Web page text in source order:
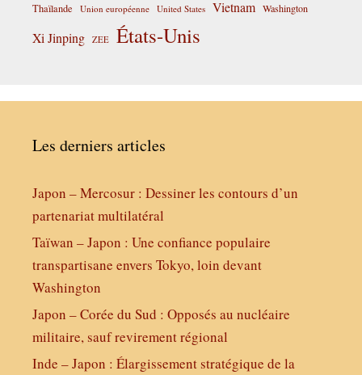
Thaïlande Union européenne United States Vietnam Washington
Xi Jinping ZEE États-Unis
Les derniers articles
Japon – Mercosur : Dessiner les contours d’un
partenariat multilatéral
Taïwan – Japon : Une confiance populaire
transpartisane envers Tokyo, loin devant
Washington
Japon – Corée du Sud : Opposés au nucléaire
militaire, sauf revirement régional
Inde – Japon : Élargissement stratégique de la